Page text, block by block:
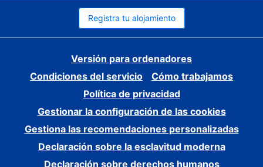
Registra tu alojamiento
Versión para ordenadores
Condiciones del servicio
Cómo trabajamos
Política de privacidad
Gestionar la configuración de las cookies
Gestiona las recomendaciones personalizadas
Declaración sobre la esclavitud moderna
Declaración sobre derechos humanos